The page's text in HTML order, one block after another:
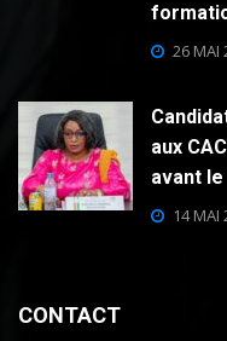
26 MAI
aux
avant le
14 MAI
CONTACT